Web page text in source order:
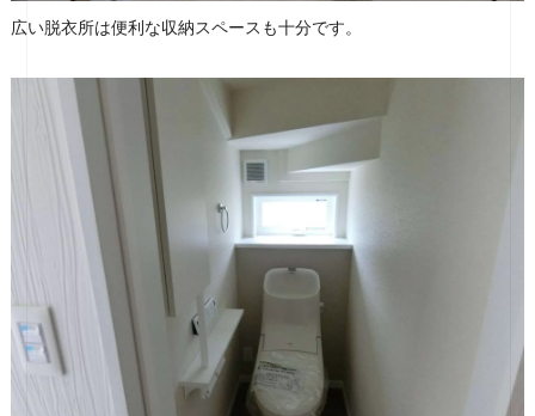
広い脱衣所は便利な収納スペースも十分です。